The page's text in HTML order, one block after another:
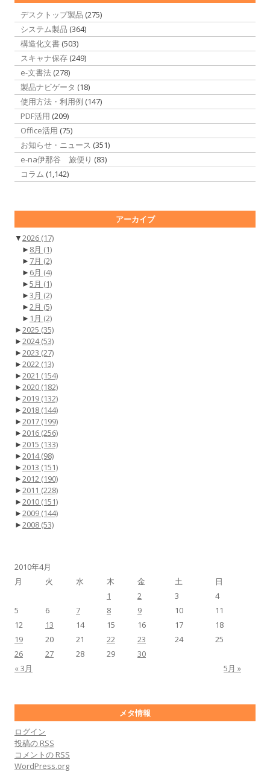
デスクトップ製品 (275)
システム製品 (364)
構造化文書 (503)
スキャナ保存 (249)
e-文書法 (278)
製品ナビゲータ (18)
使用方法・利用例 (147)
PDF活用 (209)
Office活用 (75)
お知らせ・ニュース (351)
e-na伊那谷 旅便り (83)
コラム (1,142)
アーカイブ
▼2026 (17)
► 8月 (1)
► 7月 (2)
► 6月 (4)
►5月 (1)
►3月 (2)
►2月 (5)
► 1月 (2)
►2025 (35)
►2024(53)
►2023 (27)
►2022 (13)
►2021 (154)
►2020 (182)
►2019 (132)
►2018 (144)
►2017 (199)
►2016 (256)
►2015 (133)
►2014(98)
►2013 (151)
►2012 (190)
►2011 (228)
►2010 (151)
►2009 (144)
►2008 (53)
2010年4月
月
火 水 木 金 土 日
« 3月 5月 »
1 2 3
4
5
6 7 8 9 10
11
12
13 14 15 16 17
18
19
20 21 22 23 24
25
26
27 28 29 30
メタ情報
ログイン
投稿の RSS
コメントの RSS
WordPress.org